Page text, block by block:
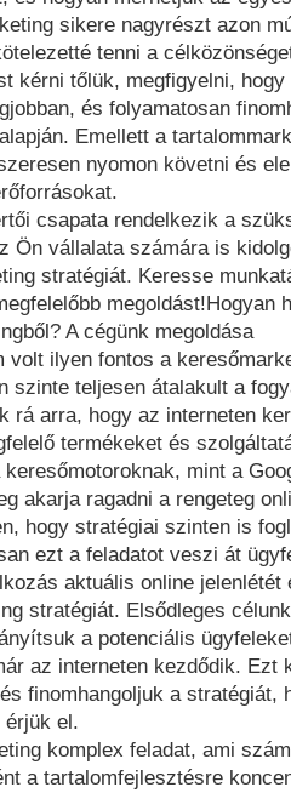
sikere nagyrészt azon
tenni a
kérni tőlük, megfigyelni,
és folyamatosan
Emellett a
nyomon követni és
csapata rendelkezik a
Ön vállalata számára is
stratégiát. Keresse
megoldást!Hogyan
A cégünk megoldása
volt ilyen fontos a
szinte teljesen átalakult a
rá arra, hogy az interneten
termékeket és
mint a
akarja ragadni a rengeteg
hogy stratégiai szinten is
ezt a feladatot veszi át
aktuális online jelenlétét
stratégiát. Elsődleges
a potenciális
az interneten kezdődik. Ezt
finomhangoljuk a stratégiát,
érjük el.
komplex feladat, ami
a tartalomfejlesztésre